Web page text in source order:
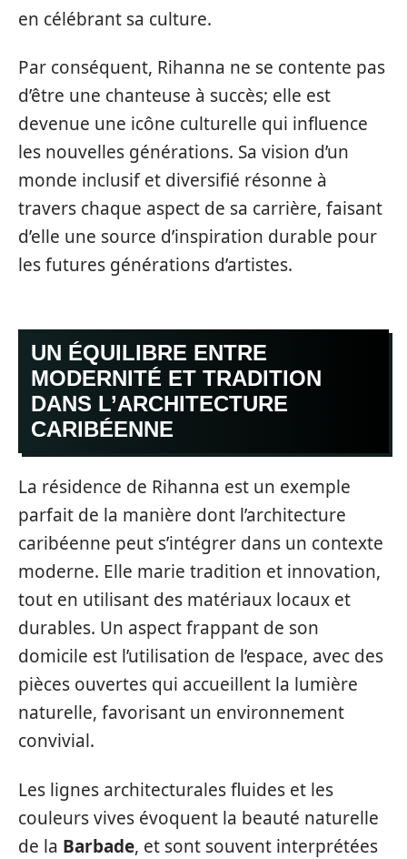
en célébrant sa culture.
Par conséquent, Rihanna ne se contente pas
d’être une chanteuse à succès; elle est
devenue une icône culturelle qui influence
les nouvelles générations. Sa vision d’un
monde inclusif et diversifié résonne à
travers chaque aspect de sa carrière, faisant
d’elle une source d’inspiration durable pour
les futures générations d’artistes.
UN ÉQUILIBRE ENTRE
MODERNITÉ ET TRADITION
DANS L’ARCHITECTURE
CARIBÉENNE
La résidence de Rihanna est un exemple
parfait de la manière dont l’architecture
caribéenne peut s’intégrer dans un contexte
moderne. Elle marie tradition et innovation,
tout en utilisant des matériaux locaux et
durables. Un aspect frappant de son
domicile est l’utilisation de l’espace, avec des
pièces ouvertes qui accueillent la lumière
naturelle, favorisant un environnement
convivial.
Les lignes architecturales fluides et les
couleurs vives évoquent la beauté naturelle
de la Barbade, et sont souvent interprétées